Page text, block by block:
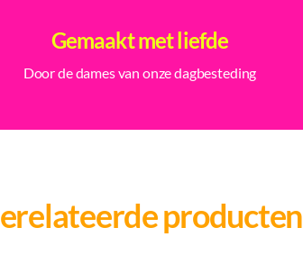
Gemaakt met liefde
Door de dames van onze dagbesteding
producten